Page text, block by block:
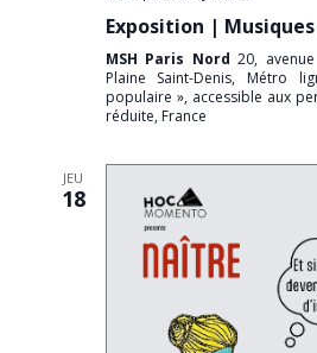
Exposition |
MSH Paris Nord20,
Plaine Saint-Denis, Métro
populaire », accessible aux
réduite, France
JEU
18